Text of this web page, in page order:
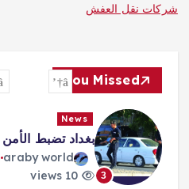
شركات نقل العفش
You Missed
3
News
بغداد تضبط
araby world